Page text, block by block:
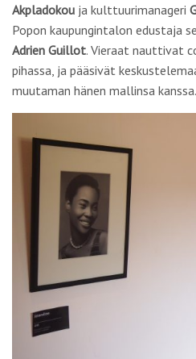
Akpladokou ja kulttuurimanageri
Popon kaupungintalon edustaja
Adrien Guillot. Vieraat nauttivat
pihassa, ja pääsivät
muutaman hänen mallinsa kanssa.